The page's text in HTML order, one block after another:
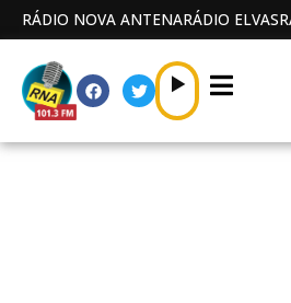
RÁDIO NOVA ANTENARÁDIO ELVAS